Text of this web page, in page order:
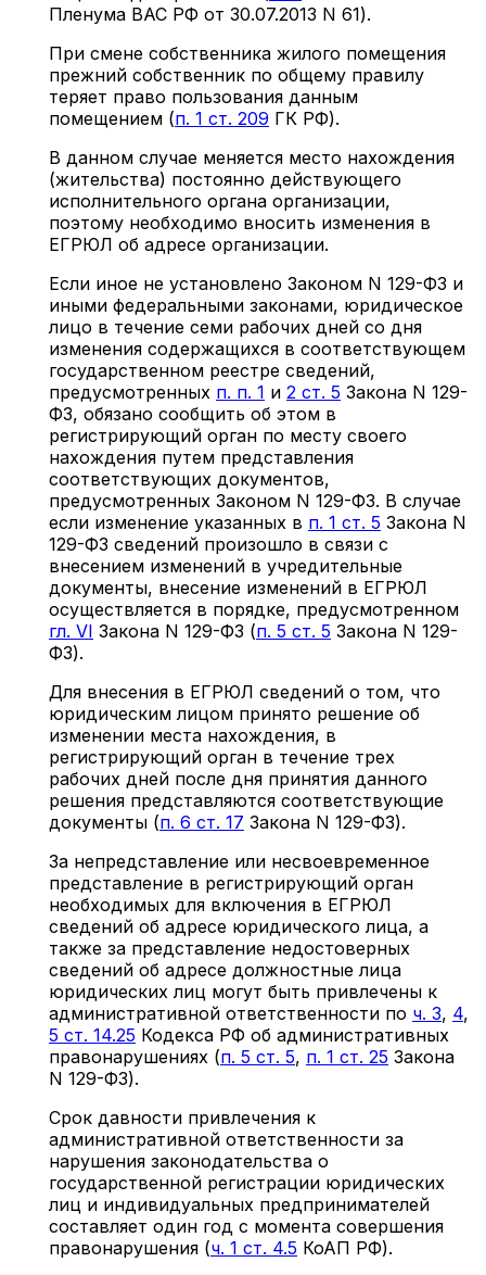
Пленума ВАС РФ от 30.07.2013 N 61).
При смене собственника жилого помещения
прежний собственник по общему правилу
теряет право пользования данным
помещением (п. 1 ст. 209 ГК РФ).
В данном случае меняется место нахождения
(жительства) постоянно действующего
исполнительного органа организации,
поэтому необходимо вносить изменения в
ЕГРЮЛ об адресе организации.
Если иное не установлено Законом N 129-ФЗ и
иными федеральными законами, юридическое
лицо в течение семи рабочих дней со дня
изменения содержащихся в соответствующем
государственном реестре сведений,
предусмотренных п. п. 1 и 2 ст. 5 Закона N 129-
ФЗ, обязано сообщить об этом в
регистрирующий орган по месту своего
нахождения путем представления
соответствующих документов,
предусмотренных Законом N 129-ФЗ. В случае
если изменение указанных в п. 1 ст. 5 Закона N
129-ФЗ сведений произошло в связи с
внесением изменений в учредительные
документы, внесение изменений в ЕГРЮЛ
осуществляется в порядке, предусмотренном
гл. VI Закона N 129-ФЗ (п. 5 ст. 5 Закона N 129-
ФЗ).
Для внесения в ЕГРЮЛ сведений о том, что
юридическим лицом принято решение об
изменении места нахождения, в
регистрирующий орган в течение трех
рабочих дней после дня принятия данного
решения представляются соответствующие
документы (п. 6 ст. 17 Закона N 129-ФЗ).
За непредставление или несвоевременное
представление в регистрирующий орган
необходимых для включения в ЕГРЮЛ
сведений об адресе юридического лица, а
также за представление недостоверных
сведений об адресе должностные лица
юридических лиц могут быть привлечены к
административной ответственности по ч. 3, 4,
5 ст. 14.25 Кодекса РФ об административных
правонарушениях (п. 5 ст. 5, п. 1 ст. 25 Закона
N 129-ФЗ).
Срок давности привлечения к
административной ответственности за
нарушения законодательства о
государственной регистрации юридических
лиц и индивидуальных предпринимателей
составляет один год с момента совершения
правонарушения (ч. 1 ст. 4.5 КоАП РФ).